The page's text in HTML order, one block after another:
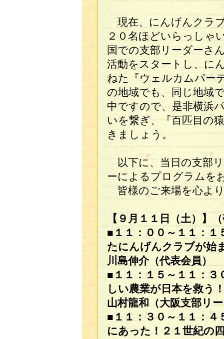
現在、にんげんクラ
２０名ほどいらっしゃ
国での支部リーダーさ
活動をスタートし、に
ねた『ウェルカムパー
の地域でも、同じ地域
中ですので、是非横浜
いを繋ぎ、『百匹目の
きましょう。
以下に、当日の支部
ーによるプログラムを
皆様のご来場を心よ
【９月１１日（土）】
■１１：００～１１：
たにんげんクラブが始
川島伸介（代表会員）
■１１：１５～１１：
しい農業が日本を救う
山村龍和（大阪支部リ
■１１：３０～１１：
にあった！２１世紀の